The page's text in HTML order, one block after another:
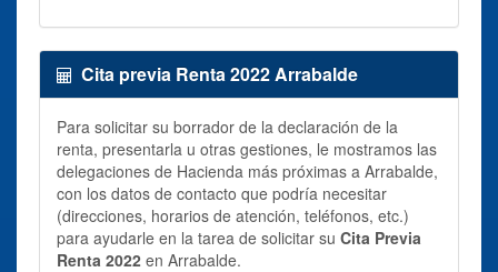
Cita previa Renta 2022 Arrabalde
Para solicitar su borrador de la declaración de la
renta, presentarla u otras gestiones, le mostramos las
delegaciones de Hacienda más próximas a Arrabalde,
con los datos de contacto que podría necesitar
(direcciones, horarios de atención, teléfonos, etc.)
para ayudarle en la tarea de solicitar su Cita Previa
Renta 2022 en Arrabalde.